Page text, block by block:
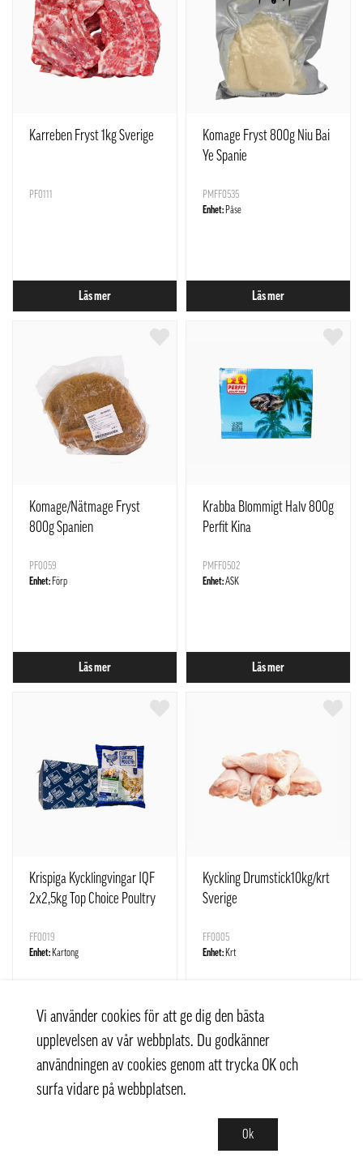
Karreben Fryst 1kg Sverige
PF0111
Läs mer
Komage Fryst 800g Niu Bai
Ye Spanie
PMFF0535
Enhet: Påse
Läs mer
Komage/Nätmage Fryst
800g Spanien
PF0059
Enhet: Förp
Läs mer
Krabba Blommigt Halv 800g
Perfit Kina
PMFF0502
Enhet:ASK
Läs mer
Krispiga Kycklingvingar IQF
2x2,5kg Top Choice Poultry
FF0019
Enhet: Kartong
Läs mer
Kyckling Drumstick10kg/krt
Sverige
FF0005
Enhet: Krt
Läs mer
Vi använder cookies för att ge dig den bästa
upplevelsen av vår webbplats. Du godkänner
användningen av cookies genom att trycka OK och
surfa vidare på webbplatsen.
Ok